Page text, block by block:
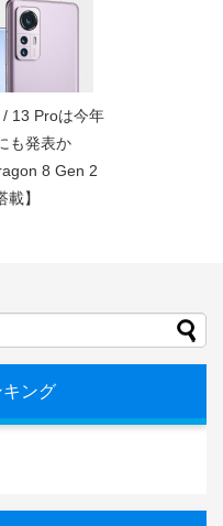
13 Proは今年
も発表か
8 Gen 2
載】
ング